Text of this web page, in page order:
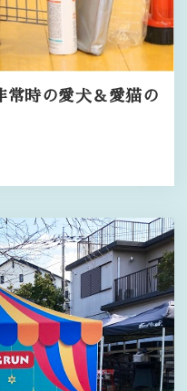
常時の愛犬＆愛猫の